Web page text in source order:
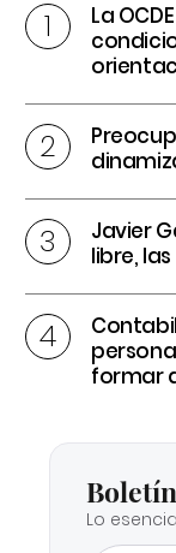
La
Javier
libre,
formar
Lo